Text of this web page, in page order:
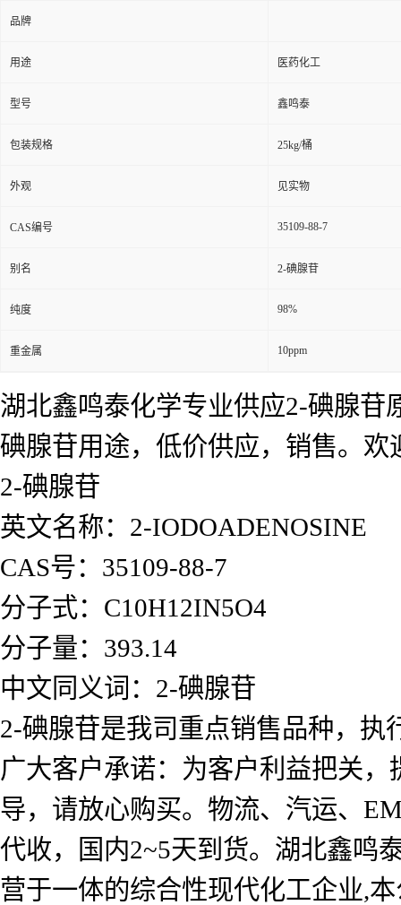
品牌
用途 医药化工
型号 鑫鸣泰
包装规格 25kg/桶
外观 见实物
CAS编号 35109-88-7
别名 2-碘腺苷
纯度 98%
重金属 10ppm
湖北鑫鸣泰化学专业供应2-碘腺苷
碘腺苷用途，低价供应，销售。
2-碘腺苷
英文名称：2-IODOADENOSINE
CAS号：35109-88-7
分子式：C10H12IN5O4
分子量：393.14
中文同义词：2-碘腺苷
2-碘腺苷是我司重点销售品种，
广大客户承诺：为客户利益把关
导，请放心购买。物流、汽运、
代收，国内2~5天到货。湖北鑫鸣
营于一体的综合性现代化工企业,